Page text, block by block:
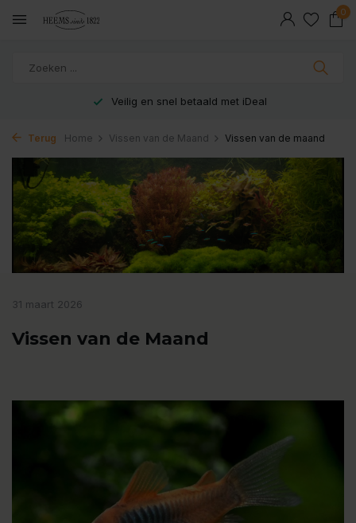
0
Veilig en snel betaald met iDeal
Terug Home Vissen van de Maand Vissen van de maand
31 maart 2026
Vissen van de Maand